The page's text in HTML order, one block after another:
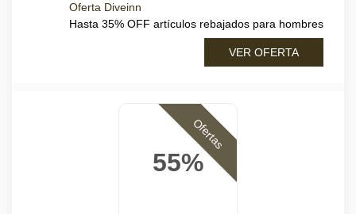
Oferta Diveinn
Hasta 35% OFF artículos rebajados para hombres
VER OFERTA
55%
Ofertas